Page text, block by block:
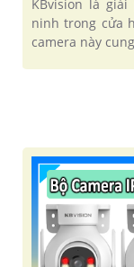
KBvision là
ninh trong cửa
camera này